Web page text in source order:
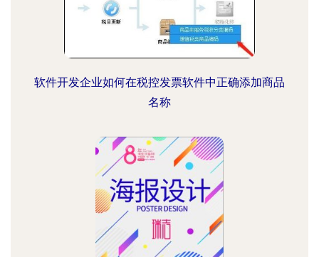
软件开发企业如何在税控发票软件中正确添加商品
名称